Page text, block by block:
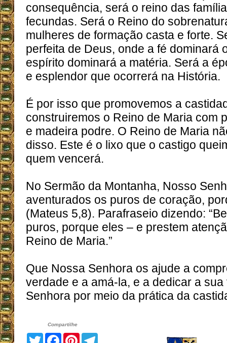
consequência, será o reino das
fecundas. Será o Reino do
mulheres de formação casta e forte.
perfeita de Deus, onde a fé dominará
espírito dominará a matéria. Será a
e esplendor que ocorrerá na História.
É por isso que promovemos a
construiremos o Reino de Maria com
e madeira podre. O Reino de Maria
disso. Este é o lixo que o castigo
quem vencerá.
No Sermão da Montanha, Nosso
aventurados os puros de coração,
(Mateus 5,8). Parafraseio dizendo:
puros, porque eles – e prestem
Reino de Maria.”
Que Nossa Senhora os ajude a
verdade e a amá-la, e a dedicar a
Senhora por meio da prática da
Compartilhe
TwitterFacebook
Pinterest